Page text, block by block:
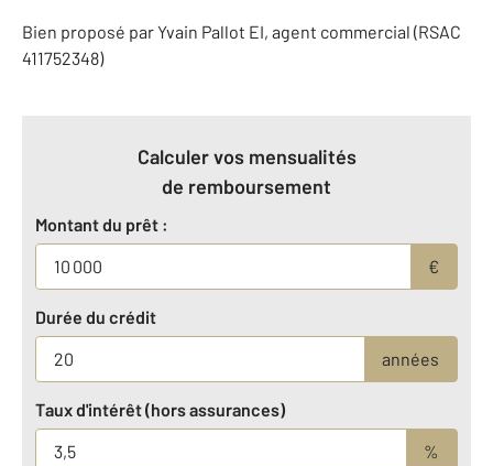
Bien proposé parYvain Pallot EI, agent commercial (RSAC
411752348)
Calculer vos mensualités
de remboursement
Montant du prêt :
€
Durée du crédit
années
Taux d'intérêt (hors assurances)
%